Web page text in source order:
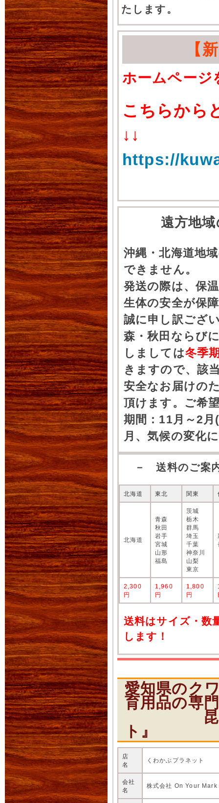
たします。
【
ホームページ
こちらから
↓↓
https://
遠方地
沖縄・北海道地
できません。
発送の際は、保
生体の安全が保
誠に申し訳ござ
森・秋田ならび
しましては冬季
きますので、該
安全なお届けの
頂けます。ご希
期間：11月～2
月、気候の変化
－ 送料のご案
北海道 東北 関東
北海道
青森
秋田
岩手
宮城
山形
福島
茨城
栃木
群馬
埼玉
千葉
神奈川
山梨
東京
2,300
円
1,960
円
1,800
円
送料はサイズ・数
します！
愛知県のク
育用品の専
昆虫シ
ト』
店
名
くわかぶプラネット
会社
名
株式会社 On Your Mark